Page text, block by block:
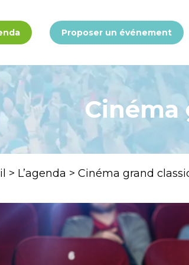
Proposer un événement
Cinéma
> L’agenda > Cinéma grand